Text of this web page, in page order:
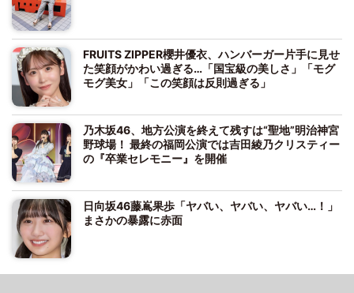
FRUITS ZIPPER櫻井優衣、ハンバーガー片手に見せ
た笑顔がかわい過ぎる…「国宝級の美しさ」「モグ
モグ美女」「この笑顔は反則過ぎる」
乃木坂46、地方公演を終えて残すは“聖地”明治神宮
野球場！ 最終の福岡公演では吉田綾乃クリスティー
の『卒業セレモニー』を開催
日向坂46藤嶌果歩「ヤバい、ヤバい、ヤバい…！」
まさかの暴露に赤面